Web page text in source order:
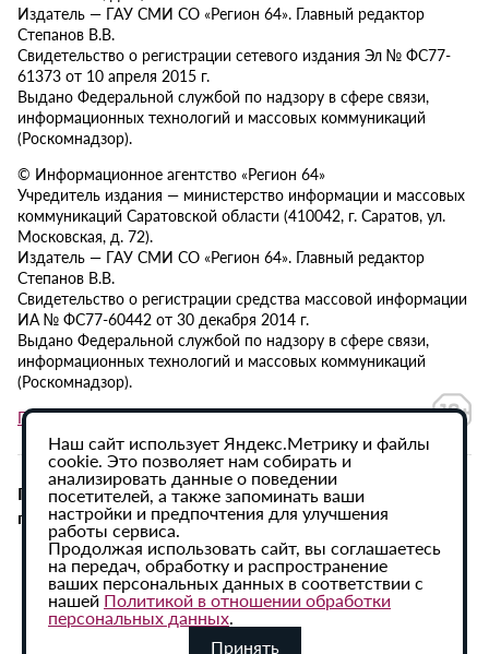
Издатель — ГАУ СМИ СО «Регион 64». Главный редактор
Степанов В.В.
Свидетельство о регистрации сетевого издания Эл № ФС77-
61373 от 10 апреля 2015 г.
Выдано Федеральной службой по надзору в сфере связи,
информационных технологий и массовых коммуникаций
(Роскомнадзор).
© Информационное агентство «Регион 64»
Учредитель издания — министерство информации и массовых
коммуникаций Саратовской области (410042, г. Саратов, ул.
Московская, д. 72).
Издатель — ГАУ СМИ СО «Регион 64». Главный редактор
Степанов В.В.
Свидетельство о регистрации средства массовой информации
ИА № ФС77-60442 от 30 декабря 2014 г.
Выдано Федеральной службой по надзору в сфере связи,
информационных технологий и массовых коммуникаций
(Роскомнадзор).
Политика в отношении обработки персональных данных
При использовании материалов сайта активная
гиперссылка на ИА «Регион 64» обязательна.
Наш сайт использует Яндекс.Метрику и файлы
cookie. Это позволяет нам собирать и
анализировать данные о поведении
посетителей, а также запоминать ваши
настройки и предпочтения для улучшения
работы сервиса.
Продолжая использовать сайт, вы соглашаетесь
на передач, обработку и распространение
ваших персональных данных в соответствии с
нашей Политикой в отношении обработки
персональных данных.
Принять